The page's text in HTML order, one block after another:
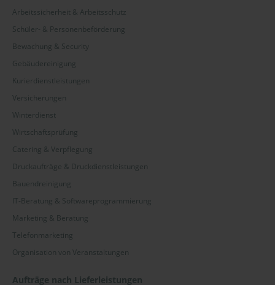
Arbeitssicherheit & Arbeitsschutz
Schüler- & Personenbeförderung
Bewachung & Security
Gebäudereinigung
Kurierdienstleistungen
Versicherungen
Winterdienst
Wirtschaftsprüfung
Catering & Verpflegung
Druckaufträge & Druckdienstleistungen
Bauendreinigung
IT-Beratung & Softwareprogrammierung
Marketing & Beratung
Telefonmarketing
Organisation von Veranstaltungen
Aufträge nach Lieferleistungen